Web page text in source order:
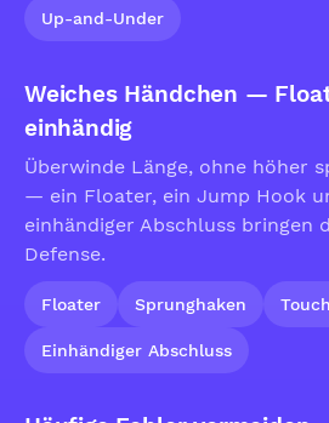
Up-and-Under
Weiches Händchen —
einhändig
Überwinde Länge, ohne höher
— ein Floater, ein Jump Hook
einhändiger Abschluss bringen
Defense.
Floater Sprunghaken
Einhändiger Abschluss